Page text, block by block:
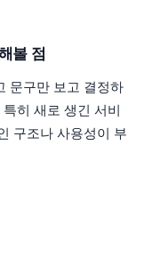
볼 점
문구만 보고 결정하
히 새로 생긴 서비
구조나 사용성이 부